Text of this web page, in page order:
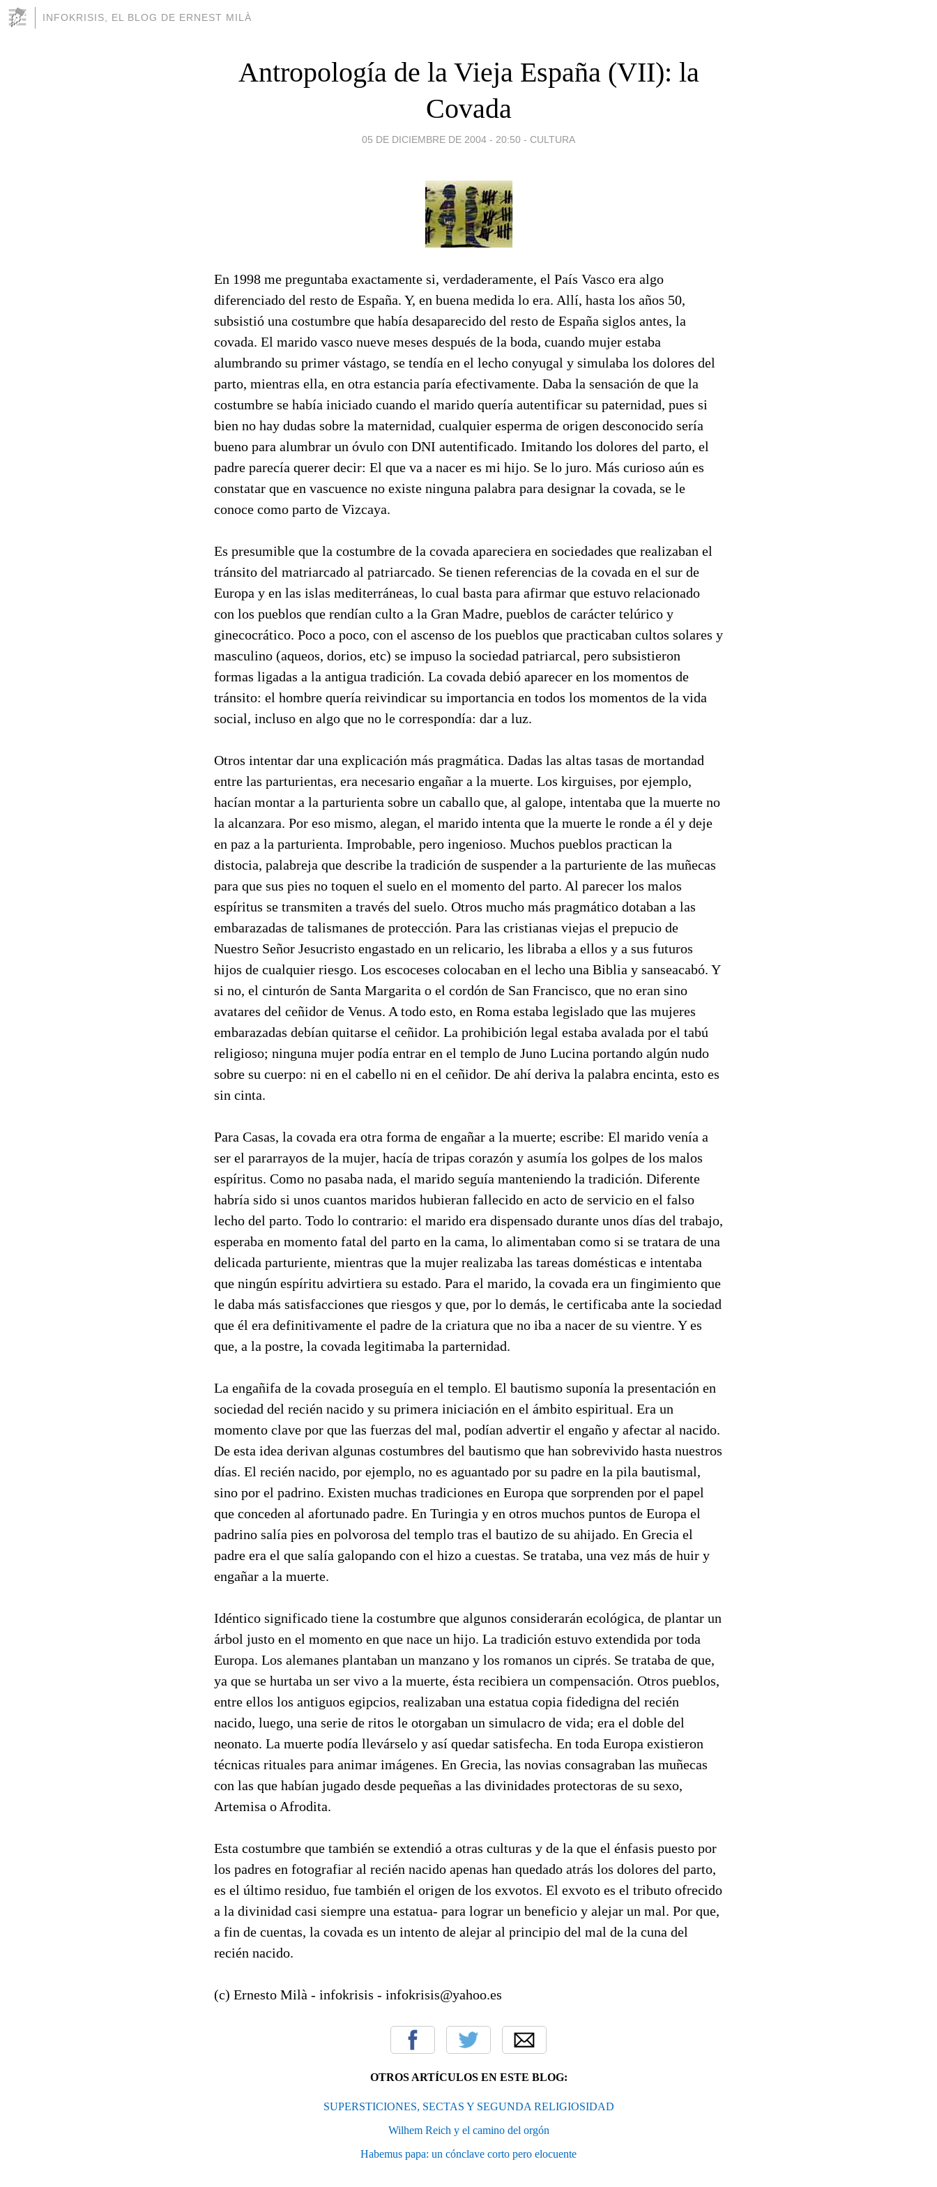
INFOKRISIS, EL BLOG DE ERNEST MILÀ
Antropología de la Vieja España (VII): la
Covada
05 DE DICIEMBRE DE 2004 - 20:50 - CULTURA
En 1998 me preguntaba exactamente si, verdaderamente, el País Vasco era algo
diferenciado del resto de España. Y, en buena medida lo era. Allí, hasta los años 50,
subsistió una costumbre que había desaparecido del resto de España siglos antes, la
covada. El marido vasco nueve meses después de la boda, cuando mujer estaba
alumbrando su primer vástago, se tendía en el lecho conyugal y simulaba los dolores del
parto, mientras ella, en otra estancia paría efectivamente. Daba la sensación de que la
costumbre se había iniciado cuando el marido quería autentificar su paternidad, pues si
bien no hay dudas sobre la maternidad, cualquier esperma de origen desconocido sería
bueno para alumbrar un óvulo con DNI autentificado. Imitando los dolores del parto, el
padre parecía querer decir: El que va a nacer es mi hijo. Se lo juro. Más curioso aún es
constatar que en vascuence no existe ninguna palabra para designar la covada, se le
conoce como parto de Vizcaya.
Es presumible que la costumbre de la covada apareciera en sociedades que realizaban el
tránsito del matriarcado al patriarcado. Se tienen referencias de la covada en el sur de
Europa y en las islas mediterráneas, lo cual basta para afirmar que estuvo relacionado
con los pueblos que rendían culto a la Gran Madre, pueblos de carácter telúrico y
ginecocrático. Poco a poco, con el ascenso de los pueblos que practicaban cultos solares y
masculino (aqueos, dorios, etc) se impuso la sociedad patriarcal, pero subsistieron
formas ligadas a la antigua tradición. La covada debió aparecer en los momentos de
tránsito: el hombre quería reivindicar su importancia en todos los momentos de la vida
social, incluso en algo que no le correspondía: dar a luz.
Otros intentar dar una explicación más pragmática. Dadas las altas tasas de mortandad
entre las parturientas, era necesario engañar a la muerte. Los kirguises, por ejemplo,
hacían montar a la parturienta sobre un caballo que, al galope, intentaba que la muerte no
la alcanzara. Por eso mismo, alegan, el marido intenta que la muerte le ronde a él y deje
en paz a la parturienta. Improbable, pero ingenioso. Muchos pueblos practican la
distocia, palabreja que describe la tradición de suspender a la parturiente de las muñecas
para que sus pies no toquen el suelo en el momento del parto. Al parecer los malos
espíritus se transmiten a través del suelo. Otros mucho más pragmático dotaban a las
embarazadas de talismanes de protección. Para las cristianas viejas el prepucio de
Nuestro Señor Jesucristo engastado en un relicario, les libraba a ellos y a sus futuros
hijos de cualquier riesgo. Los escoceses colocaban en el lecho una Biblia y sanseacabó. Y
si no, el cinturón de Santa Margarita o el cordón de San Francisco, que no eran sino
avatares del ceñidor de Venus. A todo esto, en Roma estaba legislado que las mujeres
embarazadas debían quitarse el ceñidor. La prohibición legal estaba avalada por el tabú
religioso; ninguna mujer podía entrar en el templo de Juno Lucina portando algún nudo
sobre su cuerpo: ni en el cabello ni en el ceñidor. De ahí deriva la palabra encinta, esto es
sin cinta.
Para Casas, la covada era otra forma de engañar a la muerte; escribe: El marido venía a
ser el pararrayos de la mujer, hacía de tripas corazón y asumía los golpes de los malos
espíritus. Como no pasaba nada, el marido seguía manteniendo la tradición. Diferente
habría sido si unos cuantos maridos hubieran fallecido en acto de servicio en el falso
lecho del parto. Todo lo contrario: el marido era dispensado durante unos días del trabajo,
esperaba en momento fatal del parto en la cama, lo alimentaban como si se tratara de una
delicada parturiente, mientras que la mujer realizaba las tareas domésticas e intentaba
que ningún espíritu advirtiera su estado. Para el marido, la covada era un fingimiento que
le daba más satisfacciones que riesgos y que, por lo demás, le certificaba ante la sociedad
que él era definitivamente el padre de la criatura que no iba a nacer de su vientre. Y es
que, a la postre, la covada legitimaba la parternidad.
La engañifa de la covada proseguía en el templo. El bautismo suponía la presentación en
sociedad del recién nacido y su primera iniciación en el ámbito espiritual. Era un
momento clave por que las fuerzas del mal, podían advertir el engaño y afectar al nacido.
De esta idea derivan algunas costumbres del bautismo que han sobrevivido hasta nuestros
días. El recién nacido, por ejemplo, no es aguantado por su padre en la pila bautismal,
sino por el padrino. Existen muchas tradiciones en Europa que sorprenden por el papel
que conceden al afortunado padre. En Turingia y en otros muchos puntos de Europa el
padrino salía pies en polvorosa del templo tras el bautizo de su ahijado. En Grecia el
padre era el que salía galopando con el hizo a cuestas. Se trataba, una vez más de huir y
engañar a la muerte.
Idéntico significado tiene la costumbre que algunos considerarán ecológica, de plantar un
árbol justo en el momento en que nace un hijo. La tradición estuvo extendida por toda
Europa. Los alemanes plantaban un manzano y los romanos un ciprés. Se trataba de que,
ya que se hurtaba un ser vivo a la muerte, ésta recibiera un compensación. Otros pueblos,
entre ellos los antiguos egipcios, realizaban una estatua copia fidedigna del recién
nacido, luego, una serie de ritos le otorgaban un simulacro de vida; era el doble del
neonato. La muerte podía llevárselo y así quedar satisfecha. En toda Europa existieron
técnicas rituales para animar imágenes. En Grecia, las novias consagraban las muñecas
con las que habían jugado desde pequeñas a las divinidades protectoras de su sexo,
Artemisa o Afrodita.
Esta costumbre que también se extendió a otras culturas y de la que el énfasis puesto por
los padres en fotografiar al recién nacido apenas han quedado atrás los dolores del parto,
es el último residuo, fue también el origen de los exvotos. El exvoto es el tributo ofrecido
a la divinidad casi siempre una estatua- para lograr un beneficio y alejar un mal. Por que,
a fin de cuentas, la covada es un intento de alejar al principio del mal de la cuna del
recién nacido.
(c) Ernesto Milà - infokrisis - infokrisis@yahoo.es
OTROS ARTÍCULOS EN ESTE BLOG:
SUPERSTICIONES, SECTAS Y SEGUNDA RELIGIOSIDAD
Wilhem Reich y el camino del orgón
Habemus papa: un cónclave corto pero elocuente